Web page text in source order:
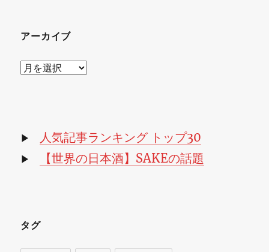
アーカイブ
ア
ブ
▶ 人気記事ランキング トップ30
▶ 【世界の日本酒】SAKEの話題
タグ